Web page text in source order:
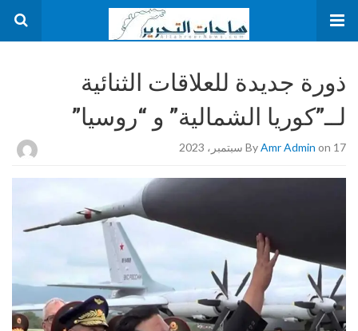
ذورة جديدة للعلاقات الثنائية
لــ”كوريا الشمالية” و “روسيا”
ByAmr Admin on 17 سبتمبر، 2023